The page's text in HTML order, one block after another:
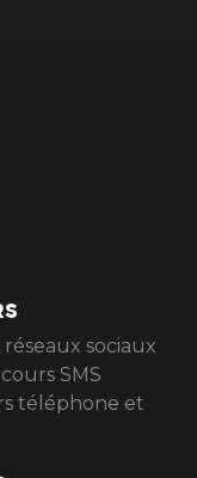
sociaux
SMS
téléphone et